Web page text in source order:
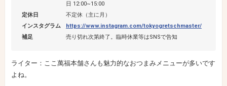
日 12:00~15:00
定休日
不定休（主に月）
インスタグラム
https://www.instagram.com/tokyogretschmaster/
補足
売り切れ次第終了。臨時休業等はSNSで告知
ライター：ここ萬福本舗さんも魅力的なおつまみメニューが多いです
よね。